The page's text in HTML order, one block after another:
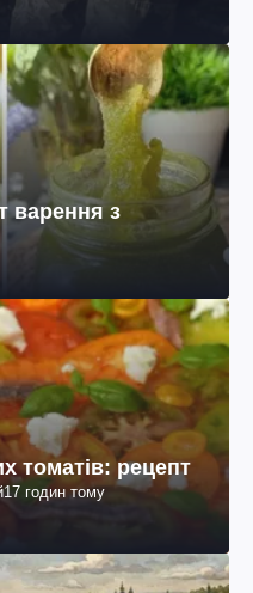
варення з
томатів: рецепт
17 годин тому